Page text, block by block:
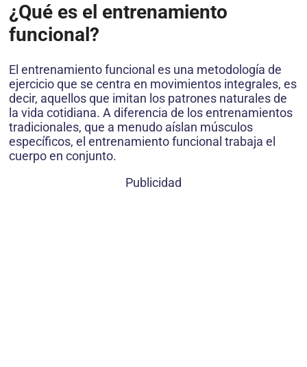
¿Qué es el entrenamiento
funcional?
El entrenamiento funcional es una metodología de
ejercicio que se centra en movimientos integrales, es
decir, aquellos que imitan los patrones naturales de
la vida cotidiana. A diferencia de los entrenamientos
tradicionales, que a menudo aíslan músculos
específicos, el entrenamiento funcional trabaja el
cuerpo en conjunto.
Publicidad